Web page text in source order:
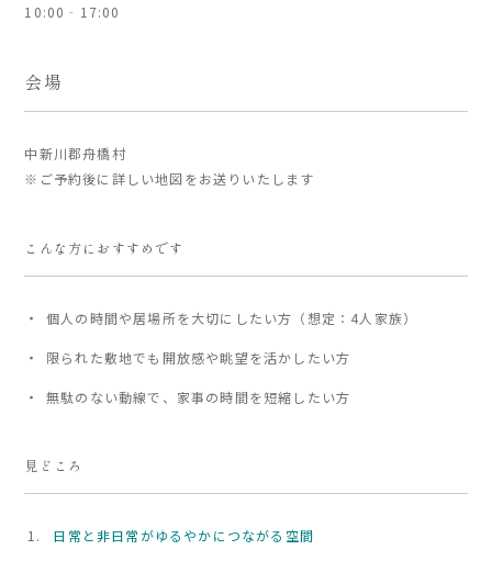
よくあるご質問
企業情報
暮らしの器
10:00‐17:00
会場
中新川郡舟橋村
※ご予約後に詳しい地図をお送りいたします
こんな方におすすめです
個人の時間や居場所を大切にしたい方（想定：4人家族）
限られた敷地でも開放感や眺望を活かしたい方
無駄のない動線で、家事の時間を短縮したい方
見どころ
日常と非日常がゆるやかにつながる空間